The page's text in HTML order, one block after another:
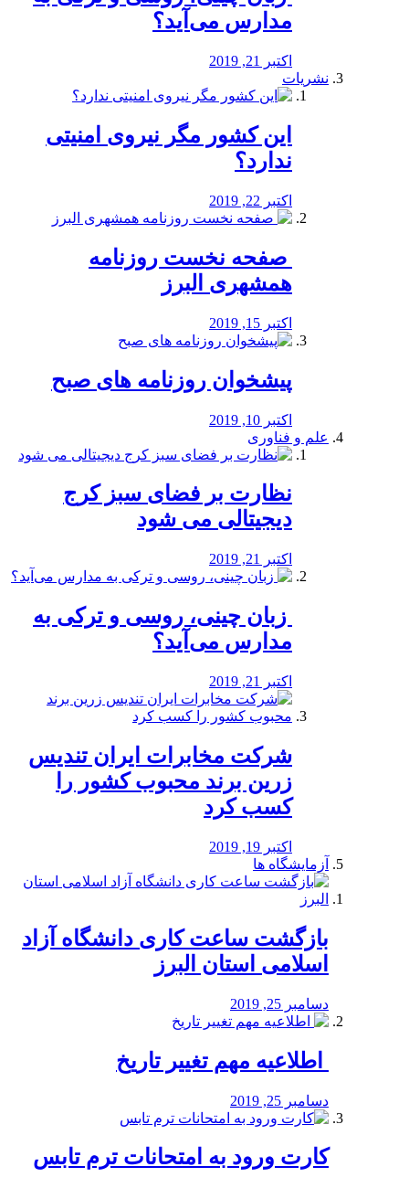
مدارس می‌آید؟
اکتبر 21, 2019
نشریات
این کشور مگر نیروی امنیتی
ندارد؟
اکتبر 22, 2019
️ صفحه نخست روزنامه‌
همشهری البرز
اکتبر 15, 2019
پیشخوان روزنامه های صبح
اکتبر 10, 2019
علم و فناوری
نظارت بر فضای سبز کرج
دیجیتالی می شود
اکتبر 21, 2019
️ زبان چینی، روسی و ترکی به
مدارس می‌آید؟
اکتبر 21, 2019
شرکت مخابرات ایران تندیس
زرین برند محبوب کشور را
کسب کرد
اکتبر 19, 2019
آزمایشگاه ها
بازگشت ساعت کاری دانشگاه آزاد
اسلامی استان البرز
دسامبر 25, 2019
️ اطلاعیه مهم تغییر تاریخ
دسامبر 25, 2019
کارت ورود به امتحانات ترم تابس